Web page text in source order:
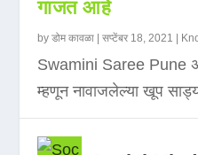
गाजत आहे
byडोम कावळा |सप्टेंबर 18, 2021
Swamini Saree Pune
म्हणून नावाजलेल्या खूप